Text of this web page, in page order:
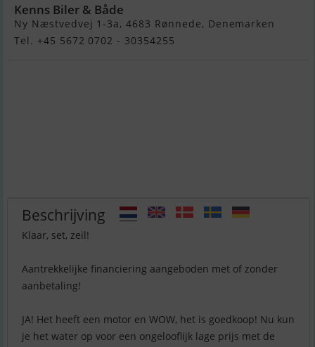
Kenns Biler & Både
Ny Næstvedvej 1-3a, 4683 Rønnede, Denemarken
Tel. +45 5672 0702 - 30354255
Beschrijving
Klaar, set, zeil!
Aantrekkelijke financiering aangeboden met of zonder
aanbetaling!
JA! Het heeft een motor en WOW, het is goedkoop! Nu kun
je het water op voor een ongelooflijk lage prijs met de